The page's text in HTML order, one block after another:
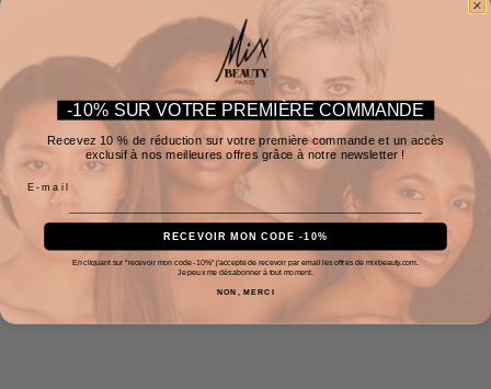
-10% SUR VOTRE PREMIÈRE COMMANDE
Recevez 10 % de réduction sur votre première commande et un accès
exclusif à nos meilleures offres grâce à notre newsletter !
RECEVOIR MON CODE -10%
En cliquant sur "recevoir mon code -10%" j'accepte de recevoir par email les offres de mixbeauty.com.
Je peux me désabonner à tout moment.
NON, MERCI